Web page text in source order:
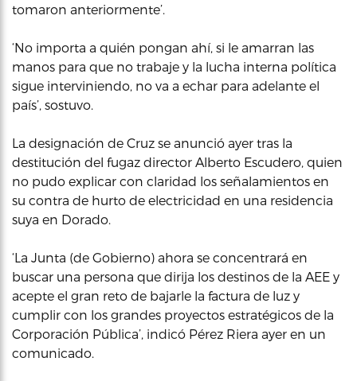
tomaron anteriormente’.
‘No importa a quién pongan ahí, si le amarran las
manos para que no trabaje y la lucha interna política
sigue interviniendo, no va a echar para adelante el
país’, sostuvo.
La designación de Cruz se anunció ayer tras la
destitución del fugaz director Alberto Escudero, quien
no pudo explicar con claridad los señalamientos en
su contra de hurto de electricidad en una residencia
suya en Dorado.
‘La Junta (de Gobierno) ahora se concentrará en
buscar una persona que dirija los destinos de la AEE y
acepte el gran reto de bajarle la factura de luz y
cumplir con los grandes proyectos estratégicos de la
Corporación Pública’, indicó Pérez Riera ayer en un
comunicado.